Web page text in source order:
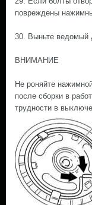
повреждены
30. Выньте ведомый
ВНИМАНИЕ
Не роняйте
после сборки в
трудности в